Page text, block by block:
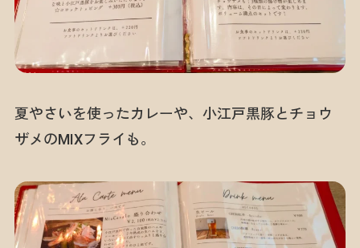
夏やさいを使ったカレーや、小江戸黒豚とチョウ
ザメのMIXフライも。